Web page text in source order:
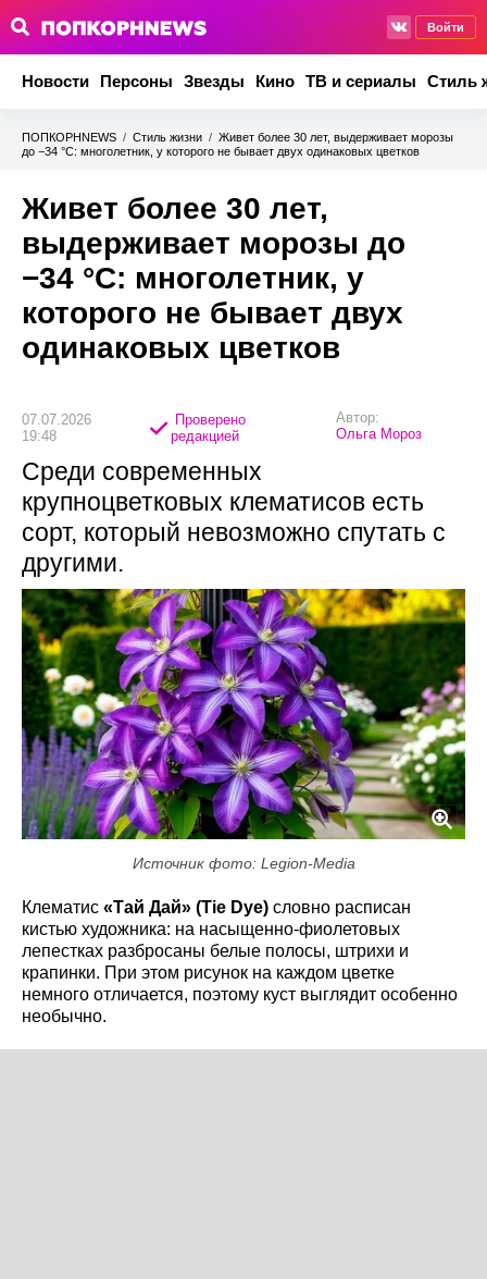
Войти
Новости Персоны Звезды Кино ТВ и сериалы Стиль
ПОПКОРНNEWS / Стиль жизни / Живет более 30 лет, выдерживает морозы
до −34 °C: многолетник, у которого не бывает двух одинаковых цветков
Живет более 30 лет,
выдерживает морозы до
−34 °C: многолетник, у
которого не бывает двух
одинаковых цветков
07.07.2026
19:48
Проверено
редакцией
Автор:
Ольга Мороз
Среди современных
крупноцветковых клематисов есть
сорт, который невозможно спутать с
другими.
Источник фото: Legion-Media
Клематис «Тай Дай» (Tie Dye) словно расписан
кистью художника: на насыщенно-фиолетовых
лепестках разбросаны белые полосы, штрихи и
крапинки. При этом рисунок на каждом цветке
немного отличается, поэтому куст выглядит особенно
необычно.